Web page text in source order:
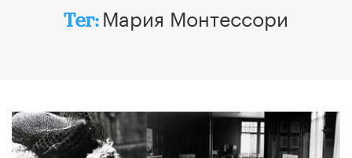
Тег: Мария Монтессори